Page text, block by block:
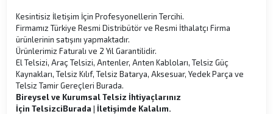
Kesintisiz İletişim İçin Profesyonellerin Tercihi.
Firmamız Türkiye Resmi Distribütör ve Resmi İthalatçı Firma
ürünlerinin satışını yapmaktadır.
Ürünlerimiz Faturalı ve 2 Yıl Garantilidir.
El Telsizi, Araç Telsizi, Antenler, Anten Kabloları, Telsiz Güç
Kaynakları, Telsiz Kılıf, Telsiz Batarya, Aksesuar, Yedek Parça ve
Telsiz Tamir Gereçleri Burada.
Bireysel ve Kurumsal Telsiz İhtiyaçlarınız
İçinTelsizciBurada | İletişimde Kalalım.